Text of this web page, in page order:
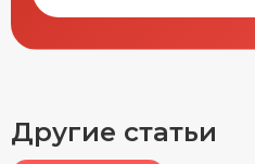
Другие статьи